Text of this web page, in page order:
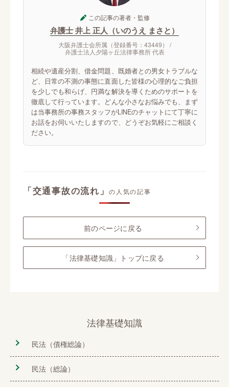
この記事の著者・監修
弁護士 井上 正人（いのうえ まさと）
大阪弁護士会所属（登録番号：43449） /
弁護士法人夕陽ヶ丘法律事務所 代表
相続や遺産分割、借金問題、既婚者との男女トラブルな
ど、日常の不測の事態に直面した皆様の心理的なご負担
を少しでも和らげ、円満な解決を導くためのサポートを
徹底して行っています。どんな小さなお悩みでも、まず
は当事務所の事務スタッフがLINEのチャットにて丁寧に
お話をお伺いいたしますので、どうぞお気軽にご相談く
ださい。
「交通事故の流れ」の人気の記事
前のページに戻る
「法律基礎知識」トップに戻る
法律基礎知識
民法（債権総論）
民法（総論）